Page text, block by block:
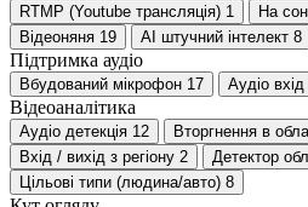
RTMP (Youtube трансляція) 1 На
Відеоняня 19 AI штучний інтелект 8
Підтримка аудіо
Вбудований мікрофон 17 Аудіо вхід
Відеоаналітика
Аудіо детекція 12 Вторгнення в
Вхід / вихід з регіону 2 Детектор
Цільові типи (людина/авто) 8